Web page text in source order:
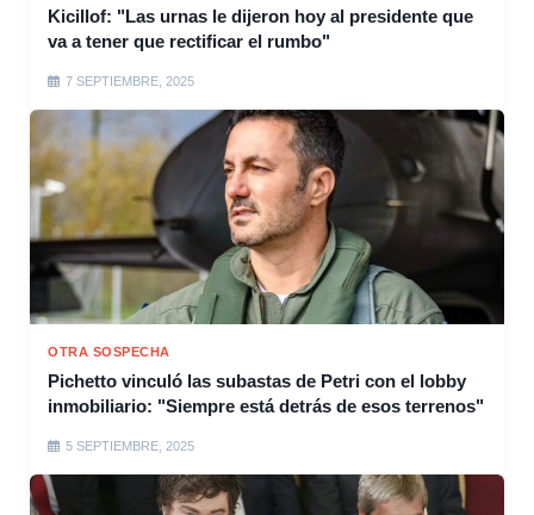
Kicillof: "Las urnas le dijeron hoy al presidente que
va a tener que rectificar el rumbo"
7 SEPTIEMBRE, 2025
OTRA SOSPECHA
Pichetto vinculó las subastas de Petri con el lobby
inmobiliario: "Siempre está detrás de esos terrenos"
5 SEPTIEMBRE, 2025